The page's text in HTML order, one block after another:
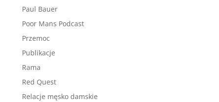
Paul Bauer
Poor Mans Podcast
Przemoc
Publikacje
Rama
Red Quest
Relacje męsko damskie